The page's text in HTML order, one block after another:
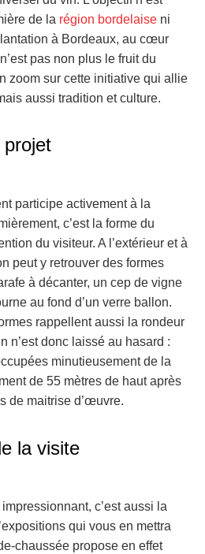
de la région bordelaise ni
à Bordeaux, au cœur
pas non plus le fruit du
zoom sur cette initiative qui allie
aussi tradition et culture.
projet
participe activement à la
c’est la forme du
du visiteur. A l’extérieur et à
peut y retrouver des formes
à décanter, un cep de vigne
au fond d’un verre ballon.
rappellent aussi la rondeur
n’est donc laissé au hasard :
minutieusement de la
de 55 mètres de haut après
de maitrise d’œuvre.
la visite
c’est aussi la
qui vous en mettra
chaussée propose en effet